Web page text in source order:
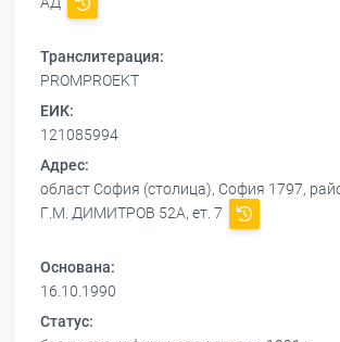
Транслитерация:
PROMPROEKT
ЕИК:
121085994
Адрес:
област София (столица), София 1797,
Г.М. ДИМИТРОВ 52А, ет. 7
Основана:
16.10.1990
Статус: